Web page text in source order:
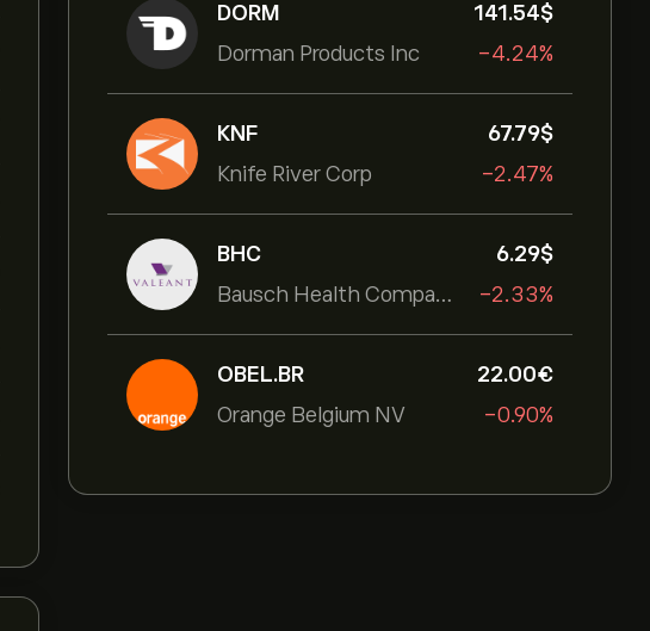
DORM
Dorman Products Inc
141.54‎$‎
-4.24%
KNF
Knife River Corp
67.79‎$‎
-2.47%
BHC
Bausch Health Companies Inc
6.29‎$‎
-2.33%
OBEL.BR
Orange Belgium NV
22.00‎€‎
-0.90%